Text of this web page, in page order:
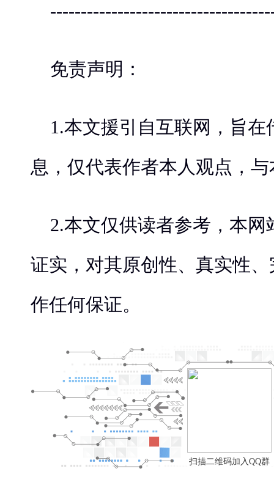
免责声明：
1.本文援引自互联网，旨在
息，仅代表作者本人观点，
2.本文仅供读者参考，本网
证实，对其原创性、真实性
作任何保证。
扫描二维码加入QQ群